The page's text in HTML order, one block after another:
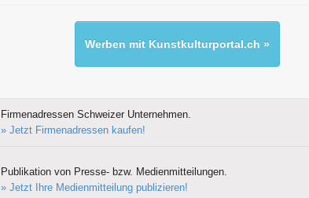
Werben mit Kunstkulturportal.ch »
Firmenadressen Schweizer Unternehmen.
» Jetzt Firmenadressen kaufen!
Publikation von Presse- bzw. Medienmitteilungen.
» Jetzt Ihre Medienmitteilung publizieren!